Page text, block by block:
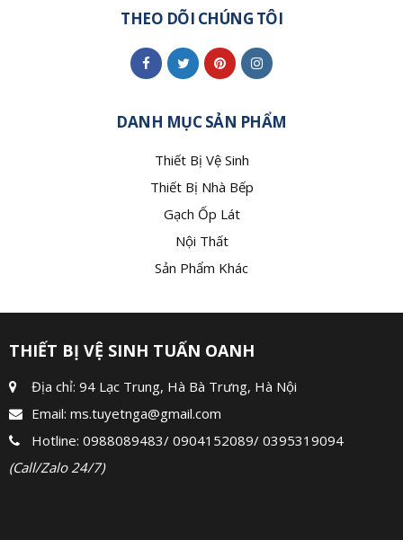
THEO DÕI CHÚNG TÔI
DANH MỤC SẢN PHẨM
Thiết Bị Vệ Sinh
Thiết Bị Nhà Bếp
Gạch Ốp Lát
Nội Thất
Sản Phẩm Khác
THIẾT BỊ VỆ SINH TUẤN OANH
Địa chỉ: 94 Lạc Trung, Hà Bà Trưng, Hà Nội
Email: ms.tuyetnga@gmail.com
Hotline: 0988089483/ 0904152089/ 0395319094
(Call/Zalo 24/7)